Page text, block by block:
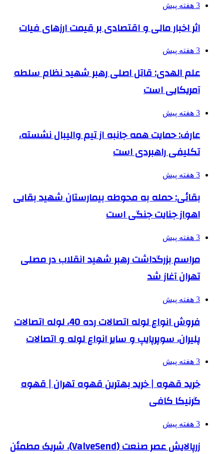
3 هفته پیش
اثر اخبار مالی و اقتصادی بر قیمت ارزهای فیات
3 هفته پیش
علم الهدی: قاتل اصلی رهبر شهید نظام سلطه
آمریکایی است
3 هفته پیش
عارف: حمایت همه جانبه از تیم والیبال نشسته،
تکلیفی راهبردی است
3 هفته پیش
بقائی: حمله به محوطه بیمارستان شهید بقایی
اهواز جنایت جنگی است
3 هفته پیش
مراسم بزرگداشت رهبر شهید انقلاب در مصلی
تهران آغاز شد
3 هفته پیش
فروش انواع لوله اتصالات رده 40، لوله اتصالات
پلیران، سوپرپایپ و سایر انواع لوله و اتصالات
3 هفته پیش
خرید قهوه | خرید بهترین قهوه تهران | قهوه
گرنیکا کافی
3 هفته پیش
زرپالایش عصر صنعت (ValveSend)، شریک مطمئن